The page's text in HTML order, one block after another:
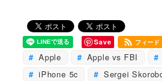
Save フィード
Apple Apple vs FBI
iPhone 5c
Sergei